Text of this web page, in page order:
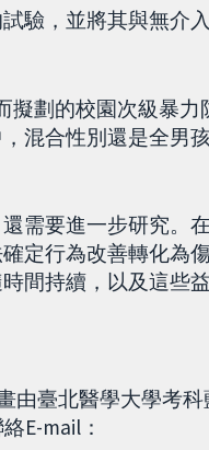
驗，並將其與無介
擬劃的校園次級暴力
混合性別還是全男
需要進一步研究。
定行為改善轉化為
間持續，以及這些
由臺北醫學大學考
E-mail：